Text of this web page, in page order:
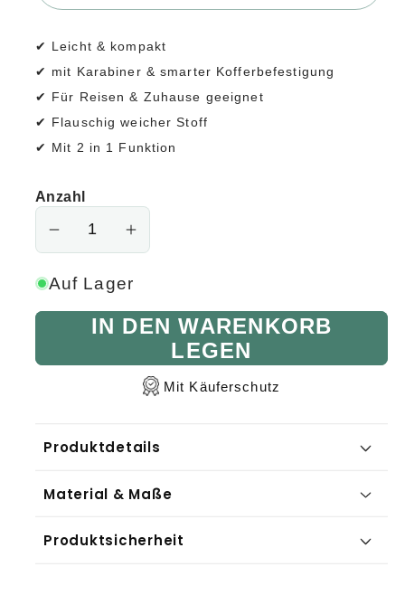
✔ Leicht & kompakt
✔ mit Karabiner & smarter Kofferbefestigung
✔ Für Reisen & Zuhause geeignet
✔ Flauschig weicher Stoff
✔ Mit 2 in 1 Funktion
Anzahl
Verringere
Menge
für
2in1-
Erhöhe
Menge
für
2in1-
Reisekissen
und
Auf Lager
IN DEN WARENKORB
LEGEN
Mit Käuferschutz
Produktdetails
Material & Maße
Produktsicherheit